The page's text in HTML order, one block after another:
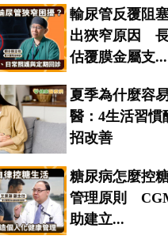
輸尿管反覆阻
出狹窄原因
估覆膜金屬支...
夏季為什麼容
醫：4生活習
招改善
糖尿病怎麼控
管理原則
助建立...